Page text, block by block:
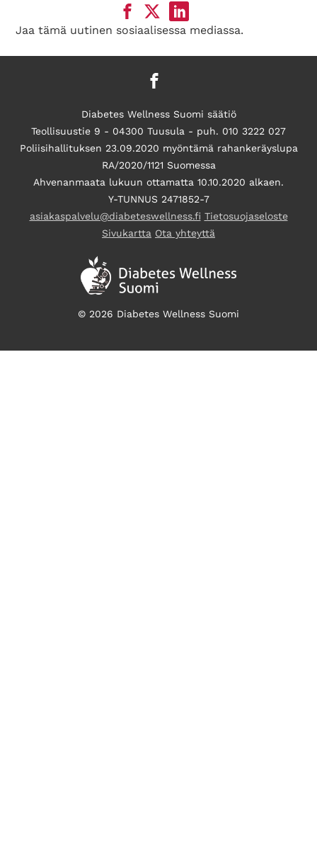
Jaa tämä uutinen sosiaalisessa mediassa.
Diabetes Wellness Suomi säätiö
Teollisuustie 9 - 04300 Tuusula - puh. 010 3222 027
Poliisihallituksen 23.09.2020 myöntämä rahankeräyslupa
RA/2020/1121 Suomessa
Ahvenanmaata lukuun ottamatta 10.10.2020 alkaen.
Y-TUNNUS 2471852-7
asiakaspalvelu@diabeteswellness.fi Tietosuojaseloste
Sivukartta Ota yhteyttä
© 2026 Diabetes Wellness Suomi